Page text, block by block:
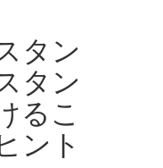
タン
タン
るこ
ント